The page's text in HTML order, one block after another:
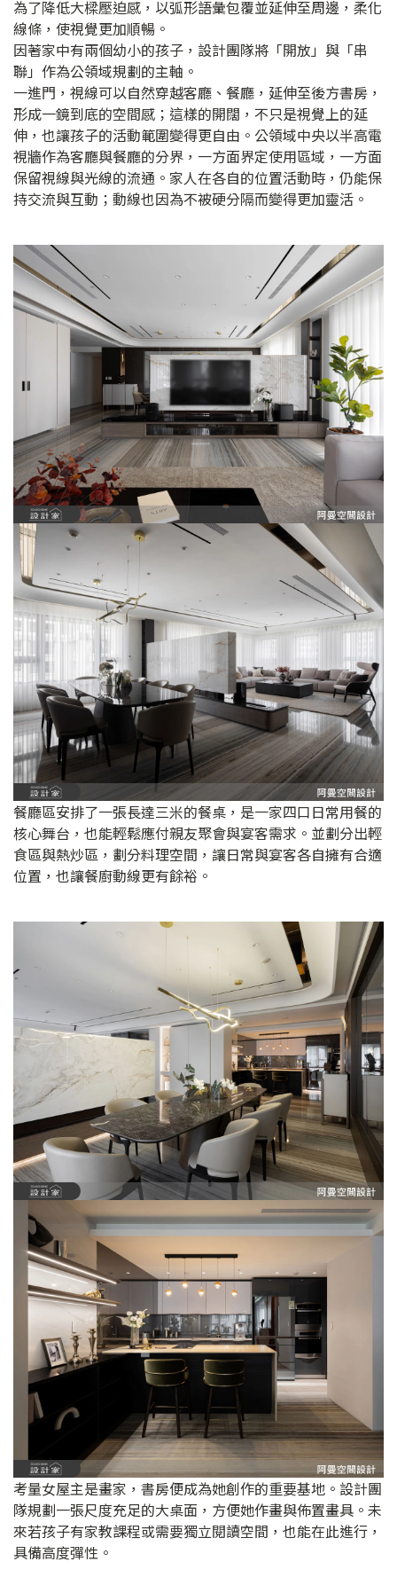
為了降低大樑壓迫感，以弧形語彙包覆並延伸至周邊，柔化
線條，使視覺更加順暢。
因著家中有兩個幼小的孩子，設計團隊將「開放」與「串
聯」作為公領域規劃的主軸。
一進門，視線可以自然穿越客廳、餐廳，延伸至後方書房，
形成一鏡到底的空間感；這樣的開闊，不只是視覺上的延
伸，也讓孩子的活動範圍變得更自由。公領域中央以半高電
視牆作為客廳與餐廳的分界，一方面界定使用區域，一方面
保留視線與光線的流通。家人在各自的位置活動時，仍能保
持交流與互動；動線也因為不被硬分隔而變得更加靈活。
餐廳區安排了一張長達三米的餐桌，是一家四口日常用餐的
核心舞台，也能輕鬆應付親友聚會與宴客需求。並劃分出輕
食區與熱炒區，劃分料理空間，讓日常與宴客各自擁有合適
位置，也讓餐廚動線更有餘裕。
考量女屋主是畫家，書房便成為她創作的重要基地。設計團
隊規劃一張尺度充足的大桌面，方便她作畫與佈置畫具。未
來若孩子有家教課程或需要獨立閱讀空間，也能在此進行，
具備高度彈性。